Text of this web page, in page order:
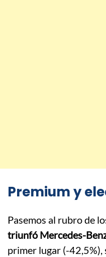
Premium y
Pasemos al rubro de
triunfó Mercedes-
primer lugar (-42,5%),